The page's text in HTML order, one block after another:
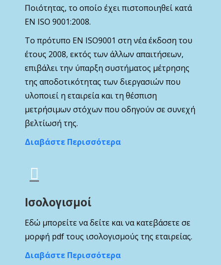
Ποιότητας, το οποίο έχει πιστοποιηθεί κατά
ΕΝ ISO 9001:2008.
Το πρότυπο ΕΝ ISO9001 στη νέα έκδοση του
έτους 2008, εκτός των άλλων απαιτήσεων,
επιβάλει την ύπαρξη συστήματος μέτρησης
της αποδοτικότητας των διεργασιών που
υλοποιεί η εταιρεία και τη θέσπιση
μετρήσιμων στόχων που οδηγούν σε συνεχή
βελτίωσή της.
Διαβάστε Περισσότερα
Ισολογισμοί
Εδώ μπορείτε να δείτε και να κατεβάσετε σε
μορφή pdf τους ισολογισμούς της εταιρείας.
Διαβάστε Περισσότερα